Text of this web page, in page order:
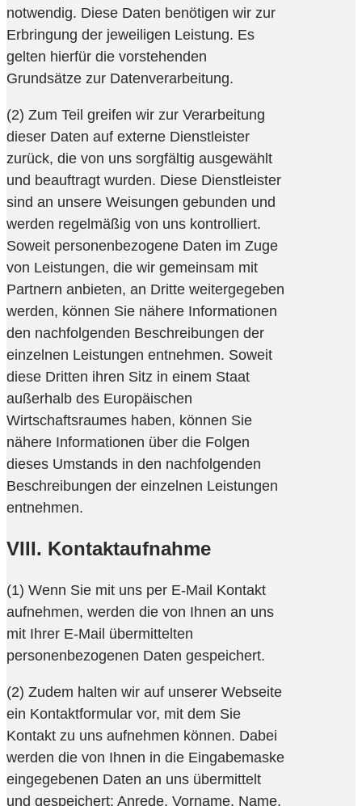
notwendig. Diese Daten benötigen wir zur
Erbringung der jeweiligen Leistung. Es
gelten hierfür die vorstehenden
Grundsätze zur Datenverarbeitung.
(2) Zum Teil greifen wir zur Verarbeitung
dieser Daten auf externe Dienstleister
zurück, die von uns sorgfältig ausgewählt
und beauftragt wurden. Diese Dienstleister
sind an unsere Weisungen gebunden und
werden regelmäßig von uns kontrolliert.
Soweit personenbezogene Daten im Zuge
von Leistungen, die wir gemeinsam mit
Partnern anbieten, an Dritte weitergegeben
werden, können Sie nähere Informationen
den nachfolgenden Beschreibungen der
einzelnen Leistungen entnehmen. Soweit
diese Dritten ihren Sitz in einem Staat
außerhalb des Europäischen
Wirtschaftsraumes haben, können Sie
nähere Informationen über die Folgen
dieses Umstands in den nachfolgenden
Beschreibungen der einzelnen Leistungen
entnehmen.
VIII. Kontaktaufnahme
(1) Wenn Sie mit uns per E-Mail Kontakt
aufnehmen, werden die von Ihnen an uns
mit Ihrer E-Mail übermittelten
personenbezogenen Daten gespeichert.
(2) Zudem halten wir auf unserer Webseite
ein Kontaktformular vor, mit dem Sie
Kontakt zu uns aufnehmen können. Dabei
werden die von Ihnen in die Eingabemaske
eingegebenen Daten an uns übermittelt
und gespeichert: Anrede, Vorname, Name,